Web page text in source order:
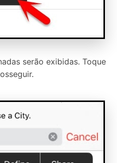
serão exibidas. Toque